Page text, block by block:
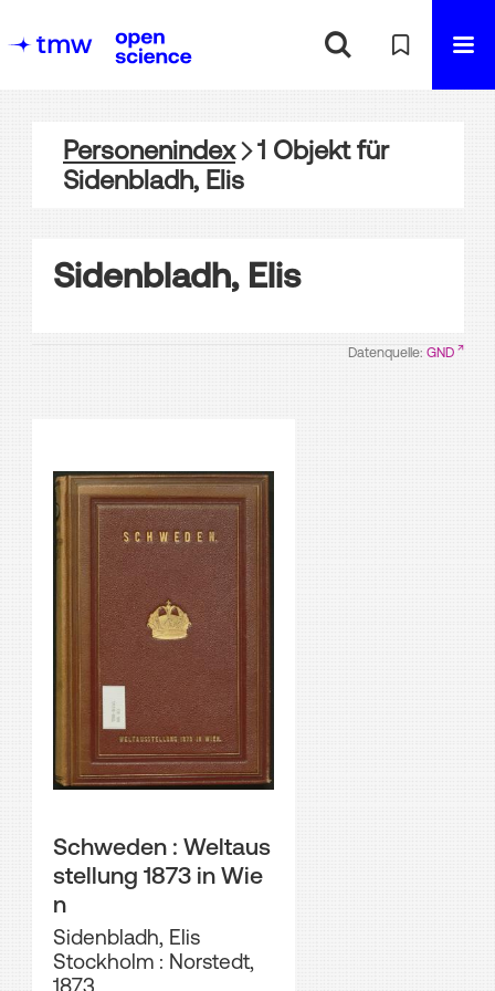
Personenindex 1 Objektfür
Sidenbladh, Elis
Sidenbladh, Elis
Datenquelle: GND
Schweden : Weltaus
stellung 1873 in Wie
n
Sidenbladh, Elis
Stockholm : Norstedt,
1873